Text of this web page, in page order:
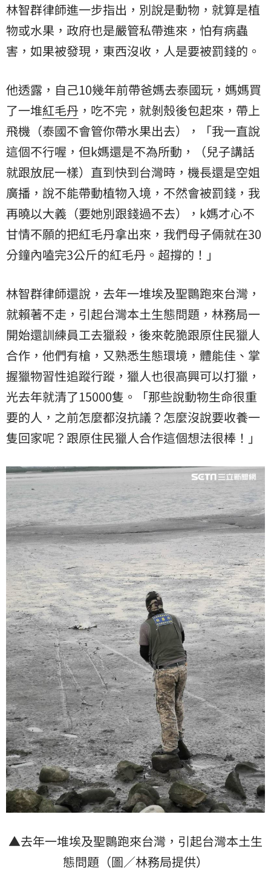
林智群律師進一步指出，別說是動物，就算是植
物或水果，政府也是嚴管私帶進來，怕有病蟲
害，如果被發現，東西沒收，人是要被罰錢的。
他透露，自己10幾年前帶爸媽去泰國玩，媽媽買
了一堆紅毛丹 ，吃不完，就剝殼後包起來，帶上
飛機（泰國不會管你帶水果出去），「我一直說
這個不行喔，但k媽還是不為所動，（兒子講話
就跟放屁一樣）直到快到台灣時，機長還是空姐
廣播，說不能帶動植物入境，不然會被罰錢，我
再曉以大義（要她別跟錢過不去），k媽才心不
甘情不願的把紅毛丹拿出來，我們母子倆就在30
分鐘內嗑完3公斤的紅毛丹。超撐的！」
林智群律師還說，去年一堆埃及聖䴉跑來台灣，
就賴著不走，引起台灣本土生態問題，林務局一
開始還訓練員工去獵殺，後來乾脆跟原住民獵人
合作，他們有槍，又熟悉生態環境，體能佳、掌
握獵物習性追蹤行蹤，獵人也很高興可以打獵，
光去年就清了15000隻。「那些說動物生命很重
要的人，之前怎麼都沒抗議？怎麼沒說要收養一
隻回家呢？跟原住民獵人合作這個想法很棒！」
▲去年一堆埃及聖䴉跑來台灣，引起台灣本土生
態問題（圖／林務局提供）